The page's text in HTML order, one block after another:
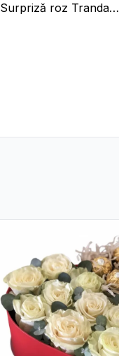
Surpriză roz Trandafiri